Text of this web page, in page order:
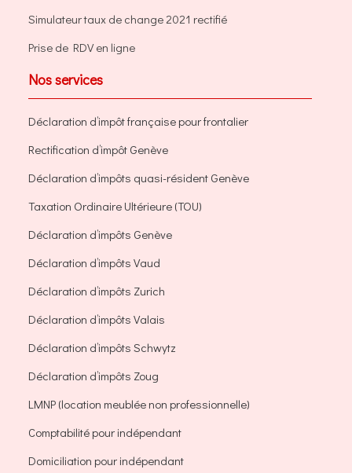
Simulateur taux de change 2021 rectifié
Prise de RDV en ligne
Nos services
Déclaration d’impôt française pour frontalier
Rectification d’impôt Genève
Déclaration d’impôts quasi-résident Genève
Taxation Ordinaire Ultérieure (TOU)
Déclaration d’impôts Genève
Déclaration d’impôts Vaud
Déclaration d’impôts Zurich
Déclaration d’impôts Valais
Déclaration d’impôts Schwytz
Déclaration d’impôts Zoug
LMNP (location meublée non professionnelle)
Comptabilité pour indépendant
Domiciliation pour indépendant